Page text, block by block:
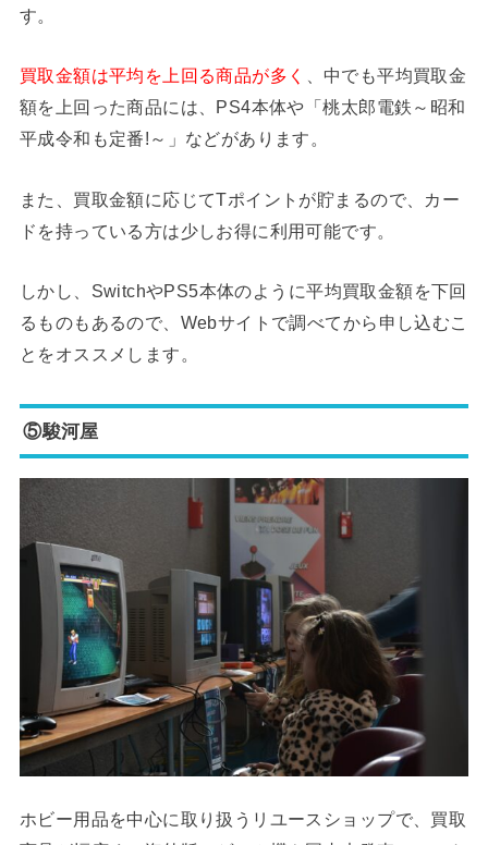
す。
買取金額は平均を上回る商品が多く
、中でも平均買取金
額を上回った商品には、PS4本体や「桃太郎電鉄～昭和
平成令和も定番!～」などがあります。
また、買取金額に応じてTポイントが貯まるので、カー
ドを持っている方は少しお得に利用可能です。
しかし、SwitchやPS5本体のように平均買取金額を下回
るものもあるので、Webサイトで調べてから申し込むこ
とをオススメします。
⑤駿河屋
ホビー用品を中心に取り扱うリユースショップで、買取